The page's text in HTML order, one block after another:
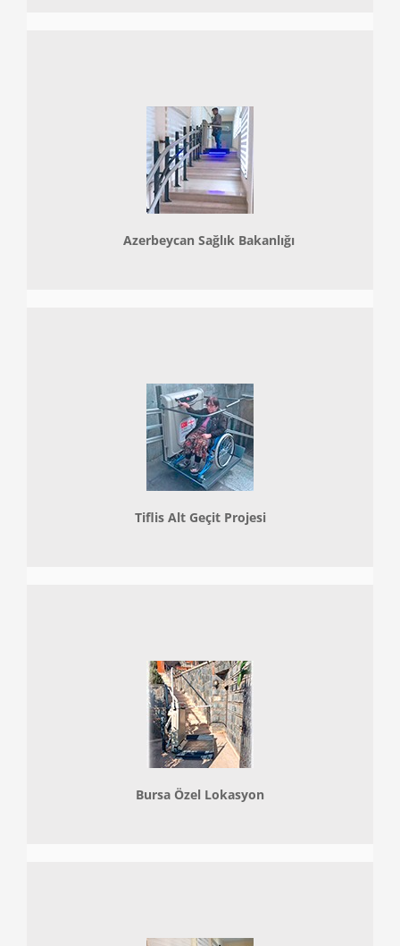
Azerbeycan Sağlık Bakanlığı
Tiflis Alt Geçit Projesi
Bursa Özel Lokasyon